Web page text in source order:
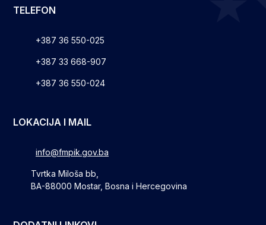
TELEFON
+387 36 550-025
+387 33 668-907
+387 36 550-024
LOKACIJA I MAIL
info@fmpik.gov.ba
Tvrtka Miloša bb,
BA-88000 Mostar, Bosna i Hercegovina